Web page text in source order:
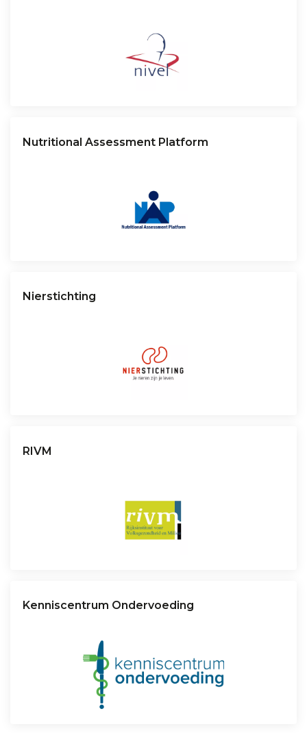
Nutritional Assessment Platform
Nierstichting
RIVM
Kenniscentrum Ondervoeding